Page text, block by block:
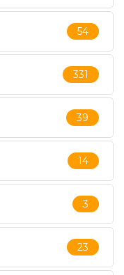
54
331
39
14
3
23